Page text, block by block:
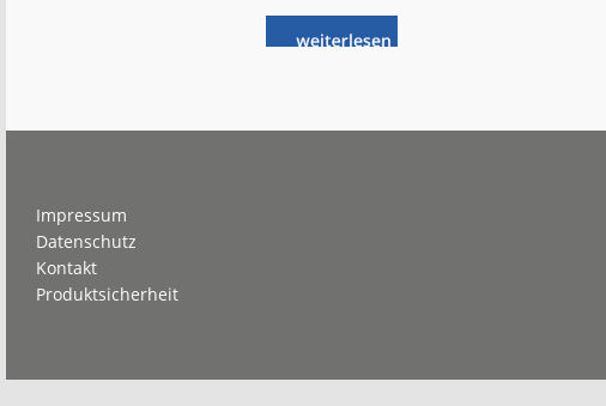
weiterlese
nBus-
Impressum
Datenschutz
Kontakt
Produktsicherheit